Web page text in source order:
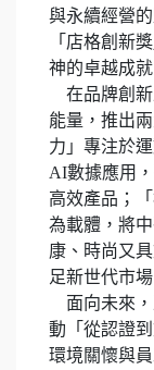
與永續經營
「店格創新
神的卓越成就
在品牌創新
能量，推出
力」專注於
AI數據應用
高效產品；
為載體，將
康、時尚又
足新世代市場
面向未來，
動「從認證
環境關懷與